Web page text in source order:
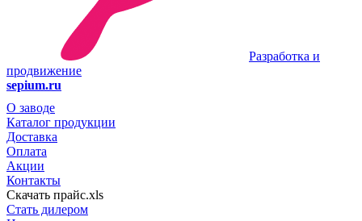
Разработка и
продвижение
sepium.ru
О заводе
Каталог продукции
Доставка
Оплата
Акции
Контакты
Скачать прайс.xls
Стать дилером